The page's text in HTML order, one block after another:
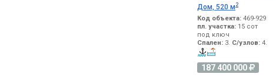
Дом, 520 м 2
Код объекта: 469-929
пл. участка: 15 сот
под ключ
Спален: 3. С/узлов: 4.
187 400 000